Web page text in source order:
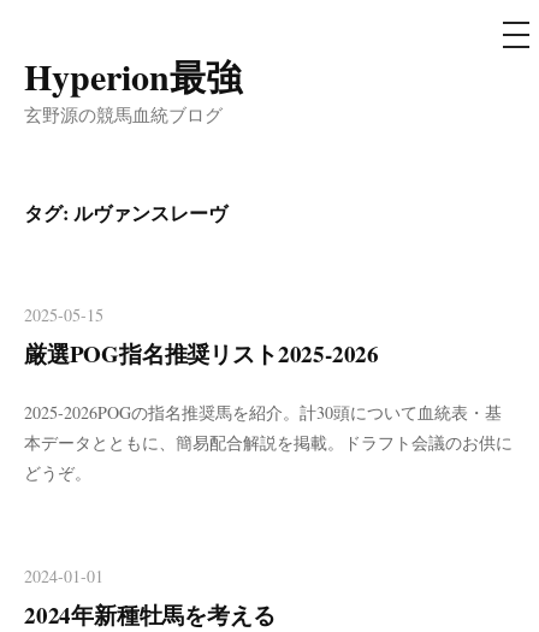
コ
ン
ツ
へ
ッ
プ
Hyperion最強
玄野源の競馬血統ブログ
メ
ニ
タグ: ルヴァンスレーヴ
2025-05-15
厳選POG指名推奨リスト2025-2026
2025-2026POGの指名推奨馬を紹介。計30頭について血統表・基
本データとともに、簡易配合解説を掲載。ドラフト会議のお供に
どうぞ。
2024-01-01
2024年新種牡馬を考える